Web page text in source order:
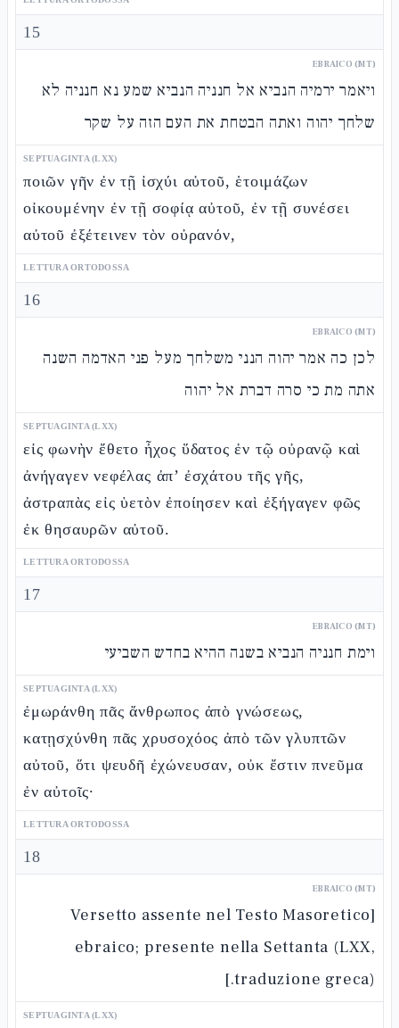
15
EBRAICO (MT)
ויאמר ירמיה הנביא אל חנניה הנביא שמע נא חנניה לא
שלחך יהוה ואתה הבטחת את העם הזה על שקר
SEPTUAGINTA (LXX)
ποιῶν γῆν ἐν τῇ ἰσχύι αὐτοῦ, ἑτοιμάζων
οἰκουμένην ἐν τῇ σοφίᾳ αὐτοῦ, ἐν τῇ συνέσει
αὐτοῦ ἐξέτεινεν τὸν οὐρανόν,
LETTURA ORTODOSSA
16
EBRAICO (MT)
לכן כה אמר יהוה הנני משלחך מעל פני האדמה השנה
אתה מת כי סרה דברת אל יהוה
SEPTUAGINTA (LXX)
εἰς φωνὴν ἔθετο ἦχος ὕδατος ἐν τῷ οὐρανῷ καὶ
ἀνήγαγεν νεφέλας ἀπ’ ἐσχάτου τῆς γῆς,
ἀστραπὰς εἰς ὑετὸν ἐποίησεν καὶ ἐξήγαγεν φῶς
ἐκ θησαυρῶν αὐτοῦ.
LETTURA ORTODOSSA
17
EBRAICO (MT)
וימת חנניה הנביא בשנה ההיא בחדש השביעי
SEPTUAGINTA (LXX)
ἐμωράνθη πᾶς ἄνθρωπος ἀπὸ γνώσεως,
κατῃσχύνθη πᾶς χρυσοχόος ἀπὸ τῶν γλυπτῶν
αὐτοῦ, ὅτι ψευδῆ ἐχώνευσαν, οὐκ ἔστιν πνεῦμα
ἐν αὐτοῖς·
LETTURA ORTODOSSA
18
EBRAICO (MT)
[Versetto assente nel Testo Masoretico
ebraico; presente nella Settanta (LXX,
traduzione greca).]
SEPTUAGINTA (LXX)